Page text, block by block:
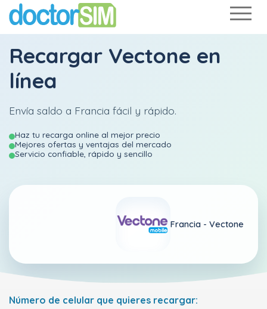
Recargar Vectone en
línea
Envía saldo a Francia fácil y rápido.
Haz tu recarga online al mejor precio
Mejores ofertas y ventajas del mercado
Servicio confiable, rápido y sencillo
Francia - Vectone
Número de celular que quieres recargar: